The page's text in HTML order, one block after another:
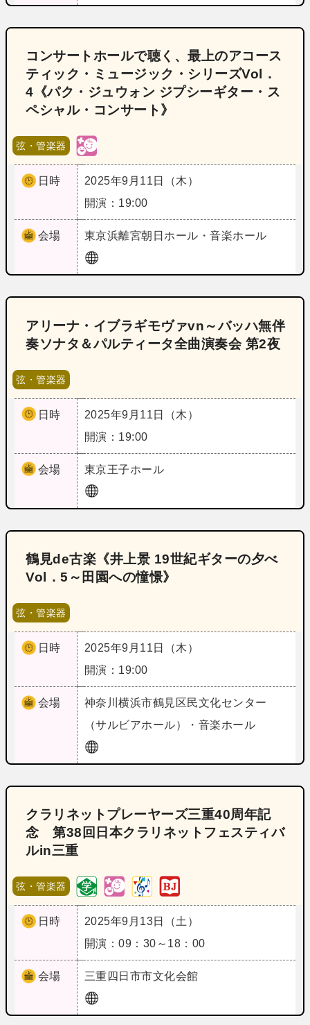
コンサートホールで聴く、最上のアコース
ティック・ミュージック・シリーズVol．
4《パク・ジュウォン ジプシーギター・ス
ペシャル・コンサート》
弦・管楽器
日時
2025年9月11日（木）
開演：19:00
会場 東京浜離宮朝日ホール・音楽ホール
アリーナ・イブラギモヴァvn～バッハ無伴
奏ソナタ＆パルティータ全曲演奏会 第2夜
弦・管楽器
日時
2025年9月11日（木）
開演：19:00
会場 東京王子ホール
鶴見de古楽《井上景 19世紀ギターの夕べ
Vol．5～田園への憧憬》
弦・管楽器
日時
2025年9月11日（木）
開演：19:00
会場 神奈川横浜市鶴見区民文化センター
（サルビアホール）・音楽ホール
クラリネットプレーヤーズ三重40周年記
念 第38回日本クラリネットフェスティバ
ルin三重
弦・管楽器
日時
2025年9月13日（土）
開演：09：30～18：00
会場 三重 四日市市文化会館